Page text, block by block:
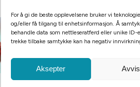
For å gi de beste opplevelsene bruker vi
og/eller få tilgang til enhetsinformasjon. Å
behandle data som nettleseratferd eller unike
trekke tilbake samtykke kan ha negativ
Aksepter Avvis